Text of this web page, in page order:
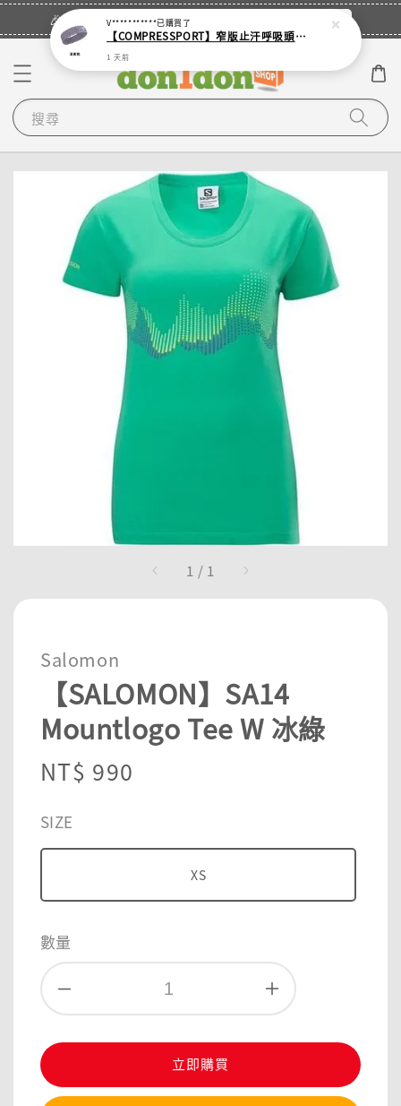
🎉登入會員・領取您的專屬折扣券！ 立即登入
搜尋
1 / 1
Salomon
【SALOMON】SA14
Mountlogo Tee W 冰綠
Regular
NT$ 990
SIZE
XS
數量
立即購買
V***********已購買了
【COMPRESSPORT】窄版止汗呼吸頭帶2.0_【零碼】
1 天前